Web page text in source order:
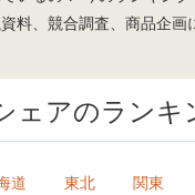
料、競合調査、商品企画
ェアのランキ
道 東北 関東